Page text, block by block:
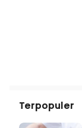
Terpopuler